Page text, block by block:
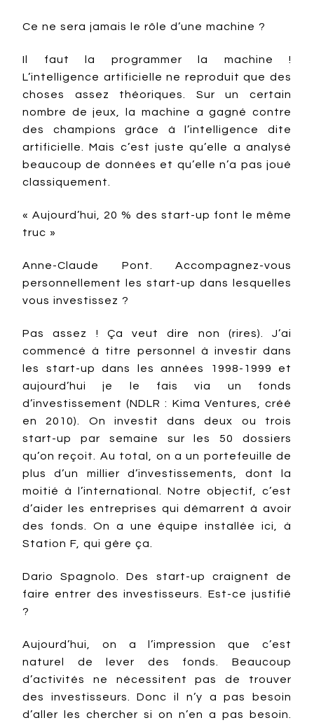
Ce ne sera jamais le rôle d’une machine ?
Il faut la programmer la machine !
L’intelligence artificielle ne reproduit que des
choses assez théoriques. Sur un certain
nombre de jeux, la machine a gagné contre
des champions grâce à l’intelligence dite
artificielle. Mais c’est juste qu’elle a analysé
beaucoup de données et qu’elle n’a pas joué
classiquement.
« Aujourd’hui, 20 % des start-up font le même
truc »
Anne-Claude Pont. Accompagnez-vous
personnellement les start-up dans lesquelles
vous investissez ?
Pas assez ! Ça veut dire non (rires). J’ai
commencé à titre personnel à investir dans
les start-up dans les années 1998-1999 et
aujourd’hui je le fais via un fonds
d’investissement (NDLR : Kima Ventures, créé
en 2010). On investit dans deux ou trois
start-up par semaine sur les 50 dossiers
qu’on reçoit. Au total, on a un portefeuille de
plus d’un millier d’investissements, dont la
moitié à l’international. Notre objectif, c’est
d’aider les entreprises qui démarrent à avoir
des fonds. On a une équipe installée ici, à
Station F, qui gère ça.
Dario Spagnolo. Des start-up craignent de
faire entrer des investisseurs. Est-ce justifié
?
Aujourd’hui, on a l’impression que c’est
naturel de lever des fonds. Beaucoup
d’activités ne nécessitent pas de trouver
des investisseurs. Donc il n’y a pas besoin
d’aller les chercher si on n’en a pas besoin.